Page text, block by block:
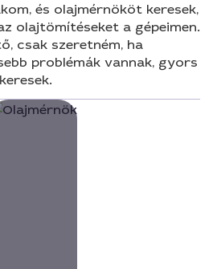
és olajmérnököt keresek,
olajtömítéseket a gépeimen.
csak szeretném, ha
problémák vannak, gyors